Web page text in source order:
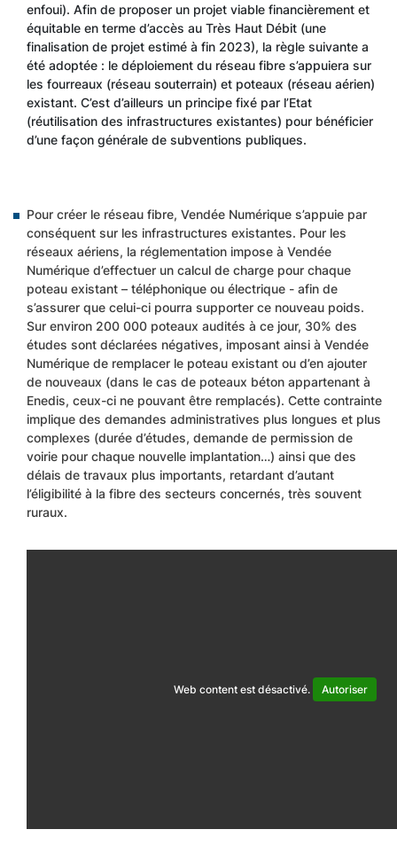
enfoui). Afin de proposer un projet viable financièrement et
équitable en terme d’accès au Très Haut Débit (une
finalisation de projet estimé à fin 2023), la règle suivante a
été adoptée : le déploiement du réseau fibre s’appuiera sur
les fourreaux (réseau souterrain) et poteaux (réseau aérien)
existant. C’est d’ailleurs un principe fixé par l’Etat
(réutilisation des infrastructures existantes) pour bénéficier
d’une façon générale de subventions publiques.
Pour créer le réseau fibre, Vendée Numérique s’appuie par
conséquent sur les infrastructures existantes. Pour les
réseaux aériens, la réglementation impose à Vendée
Numérique d’effectuer un calcul de charge pour chaque
poteau existant – téléphonique ou électrique - afin de
s’assurer que celui-ci pourra supporter ce nouveau poids.
Sur environ 200 000 poteaux audités à ce jour, 30% des
études sont déclarées négatives, imposant ainsi à Vendée
Numérique de remplacer le poteau existant ou d’en ajouter
de nouveaux (dans le cas de poteaux béton appartenant à
Enedis, ceux-ci ne pouvant être remplacés). Cette contrainte
implique des demandes administratives plus longues et plus
complexes (durée d’études, demande de permission de
voirie pour chaque nouvelle implantation…) ainsi que des
délais de travaux plus importants, retardant d’autant
l’éligibilité à la fibre des secteurs concernés, très souvent
ruraux.
Web content est désactivé. Autoriser